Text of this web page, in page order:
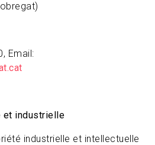
Email:
et industrielle
industrielle et intellectuelle